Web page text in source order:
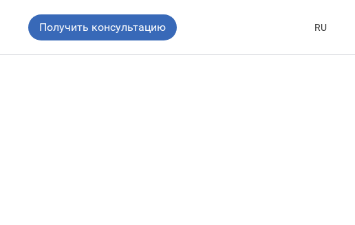
Получить консультацию RU